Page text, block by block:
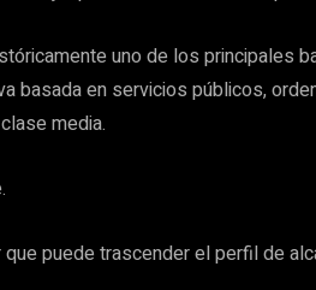
uno de los principales
basada en servicios públicos,
media.
puede trascender el perfil de